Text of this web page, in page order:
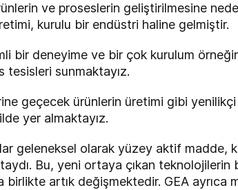
ve proseslerin geliştirilmesine
kurulu bir endüstri haline gelmiştir.
bir deneyime ve bir çok kurulum
tesisleri sunmaktayız.
geçecek ürünlerin üretimi gibi
yer almaktayız.
geleneksel olarak yüzey aktif madde,
Bu, yeni ortaya çıkan
birlikte artık değişmektedir. GEA